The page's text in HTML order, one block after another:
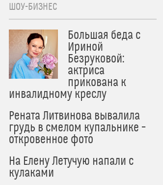
ШОУ-БИЗНЕС
Большая беда с
Ириной
Безруковой:
актриса
прикована к
инвалидному креслу
Рената Литвинова вывалила
грудь в смелом купальнике –
откровенное фото
На Елену Летучую напали с
кулаками